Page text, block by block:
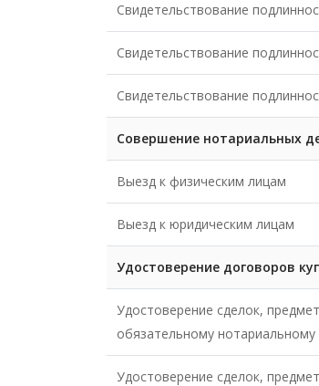
Свидетельствование
Свидетельствование
Свидетельствование
Совершение нотариальных
Выезд к физическим лицам
Выезд к юридическим лицам
Удостоверение договоров
Удостоверение сделок,
обязательному
Удостоверение сделок,